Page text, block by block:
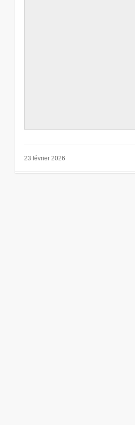
23 février 2026